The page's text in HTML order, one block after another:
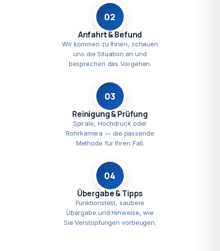
02
Anfahrt & Befund
Wir kommen zu Ihnen, schauen
uns die Situation an und
besprechen das Vorgehen.
03
Reinigung & Prüfung
Spirale, Hochdruck oder
Rohrkamera — die passende
Methode für Ihren Fall.
04
Übergabe & Tipps
Funktionstest, saubere
Übergabe und Hinweise, wie
Sie Verstopfungen vorbeugen.